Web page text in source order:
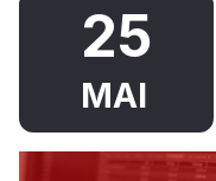
25
MAI